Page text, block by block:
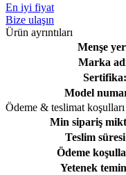
En iyi fiyat
Bize ulaşın
Ürün ayrıntıları
Menşe
Marka
Sertifika:
Model
Ödeme & teslimat koşulları
Min sipariş
Teslim
Ödeme
Yetenek